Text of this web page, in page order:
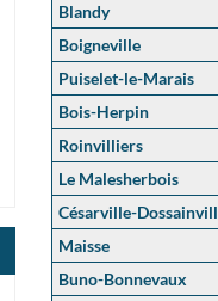
Blandy
Boigneville
Puiselet-le-Marais
Bois-Herpin
Roinvilliers
Le Malesherbois
Césarville-
Maisse
Buno-Bonnevaux